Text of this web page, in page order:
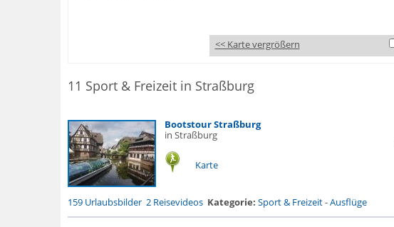
<< Karte vergrößern
11 Sport & Freizeit in Straßburg
Bootstour Straßburg
in Straßburg
Karte
159 Urlaubsbilder 2 Reisevideos Kategorie: Sport & Freizeit-Ausflüge